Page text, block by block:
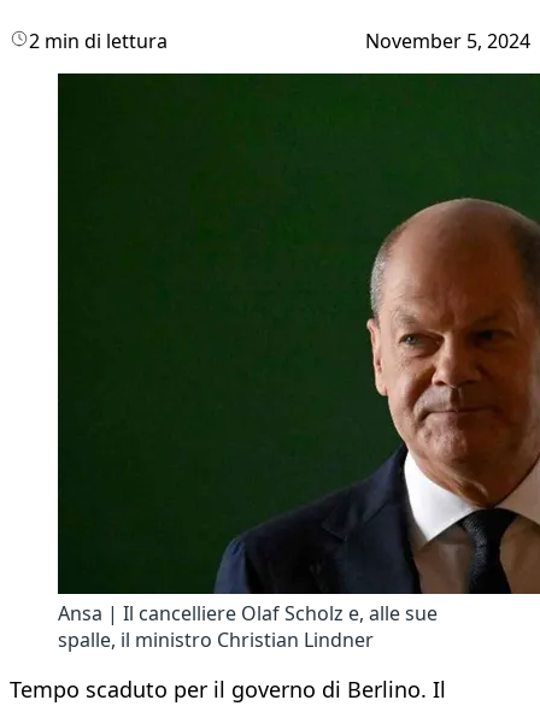
2 min di lettura November 5, 2024
Ansa | Il cancelliere Olaf Scholz e, alle sue
spalle, il ministro Christian Lindner
Tempo scaduto per il governo di Berlino. Il